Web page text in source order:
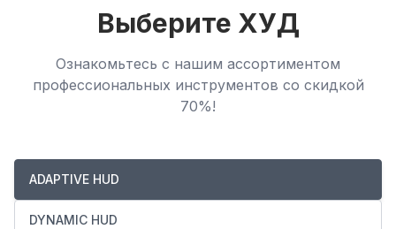
Выберите ХУД
Ознакомьтесь с нашим ассортиментом
профессиональных инструментов со скидкой
70%!
ADAPTIVE HUD
DYNAMIC HUD